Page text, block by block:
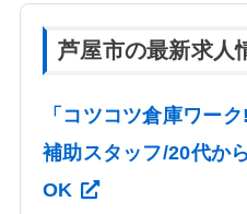
芦屋市の最新求人
「コツコツ倉庫ワー
補助スタッフ/20代か
OK